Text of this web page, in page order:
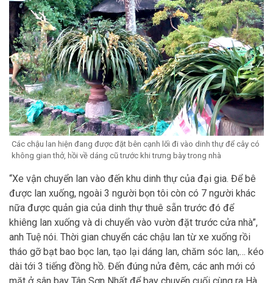
Các chậu lan hiện đang được đặt bên cạnh lối đi vào dinh thự để cây có
không gian thở, hồi về dáng cũ trước khi trưng bày trong nhà
“Xe vận chuyển lan vào đến khu dinh thự của đại gia. Để bê
được lan xuống, ngoài 3 người bọn tôi còn có 7 người khác
nữa được quản gia của dinh thự thuê sẵn trước đó để
khiêng lan xuống và di chuyển vào vườn đặt trước cửa nhà”,
anh Tuệ nói. Thời gian chuyển các chậu lan từ xe xuống rồi
tháo gỡ bạt bao bọc lan, tạo lại dáng lan, chăm sóc lan,… kéo
dài tới 3 tiếng đồng hồ. Đến đúng nửa đêm, các anh mới có